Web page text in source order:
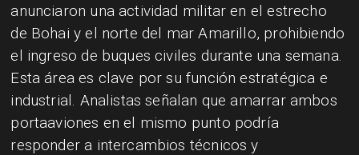
anunciaron una actividad militar en el estrecho
de Bohai y el norte del mar Amarillo, prohibiendo
el ingreso de buques civiles durante una semana.
Esta área es clave por su función estratégica e
industrial. Analistas señalan que amarrar ambos
portaaviones en el mismo punto podría
responder a intercambios técnicos y